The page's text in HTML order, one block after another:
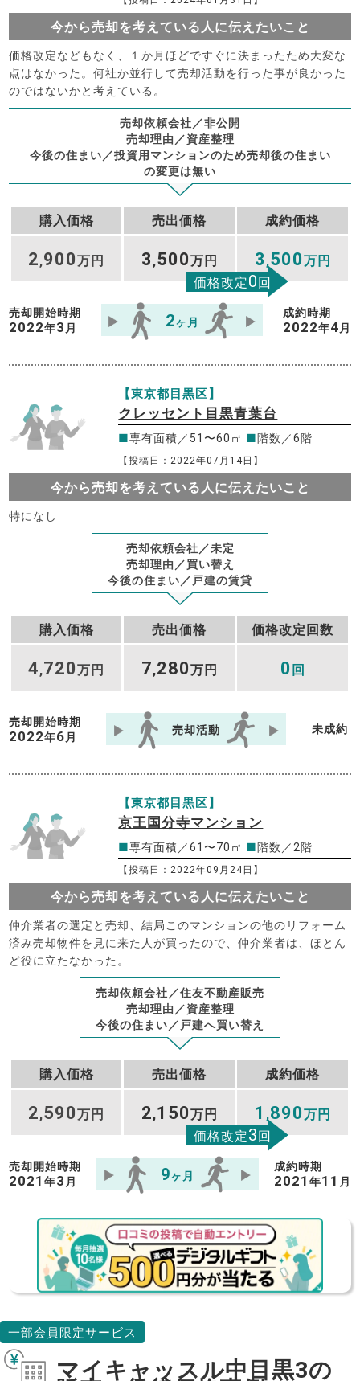
今から売却を考えている人に伝えたいこと
価格改定などもなく、１か月ほどですぐに決まったため大変な
点はなかった。何社か並行して売却活動を行った事が良かった
のではないかと考えている。
売却依頼会社／非公開
売却理由／資産整理
今後の住まい／投資用マンションのため売却後の住まい
の変更は無い
購入価格 売出価格 成約価格
2,900万円 3 ,500万円 3 ,500万円
価格改定0回
売却開始時期
2022年3 月 2ヶ月
成約時期
2022年4 月
【東京都目黒区】
クレッセント目黒青葉台
■専有面積／51〜60㎡ ■階数／6階
【投稿日：2022年07月14日】
今から売却を考えている人に伝えたいこと
特になし
売却依頼会社／未定
売却理由／買い替え
今後の住まい／戸建の賃貸
購入価格 売出価格 価格改定回数
4,720万円 7,280万円 0 回
売却開始時期
2022年6 月
売却活動 未成約
【東京都目黒区】
京王国分寺マンション
■専有面積／61〜70㎡ ■階数／2階
【投稿日：2022年09月24日】
今から売却を考えている人に伝えたいこと
仲介業者の選定と売却、結局このマンションの他のリフォーム
済み売却物件を見に来た人が買ったので、仲介業者は、ほとん
ど役に立たなかった。
売却依頼会社／住友不動産販売
売却理由／資産整理
今後の住まい／戸建へ買い替え
購入価格 売出価格 成約価格
2,590万円 2,150万円 1 ,890万円
価格改定3回
売却開始時期
2021年3 月 9ヶ月
成約時期
2021 年11 月
一部会員限定サービス
マイキャッスル中目黒3の